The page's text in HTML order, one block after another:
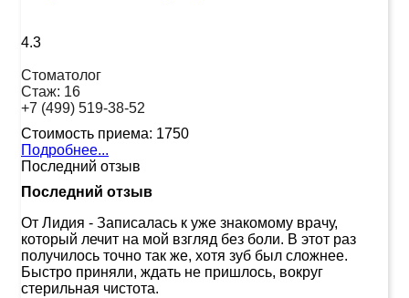
4.3
Стоматолог
Стаж: 16
+7 (499) 519-38-52
Стоимость приема: 1750
Подробнее...
Последний отзыв
Последний отзыв
От Лидия - Записалась к уже знакомому врачу,
который лечит на мой взгляд без боли. В этот раз
получилось точно так же, хотя зуб был сложнее.
Быстро приняли, ждать не пришлось, вокруг
стерильная чистота.